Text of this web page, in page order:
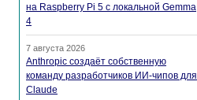
на Raspberry Pi 5 с локальной Gemma
4
7 августа 2026
Anthropic создаёт собственную
команду разработчиков ИИ-чипов для
Claude